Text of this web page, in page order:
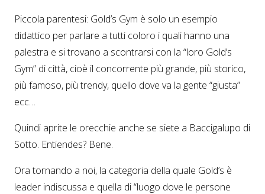
Piccola parentesi: Gold’s Gym è solo un esempio
didattico per parlare a tutti coloro i quali hanno una
palestra e si trovano a scontrarsi con la “loro Gold’s
Gym” di città, cioè il concorrente più grande, più storico,
più famoso, più trendy, quello dove va la gente “giusta”
ecc…
Quindi aprite le orecchie anche se siete a Baccigalupo di
Sotto. Entiendes? Bene.
Ora tornando a noi, la categoria della quale Gold’s è
leader indiscussa e quella di “luogo dove le persone